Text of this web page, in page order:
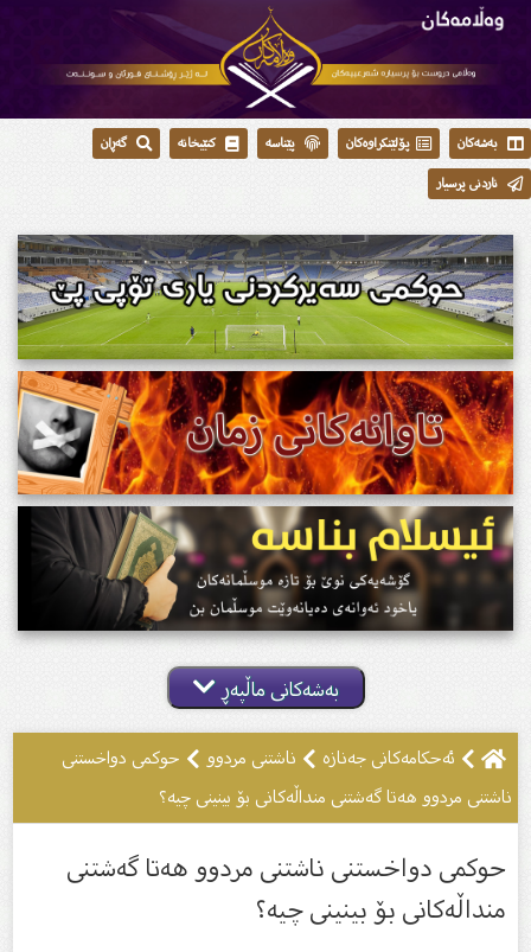
بەشەکان پۆلێنکراوەکان پێناسە کتێبخانە
گەڕان
ناردنی پرسیار
بەشەکانی ماڵپەڕ
ئه‌حكامه‌كانى جه‌نازه‌ ناشتنى مردوو
حوکمی دواخستنی
ناشتنی مردوو هەتا گەشتنی منداڵەکانی بۆ بینینی چیە؟
حوکمی دواخستنی ناشتنی مردوو هەتا گەشتنی
منداڵەکانی بۆ بینینی چیە؟